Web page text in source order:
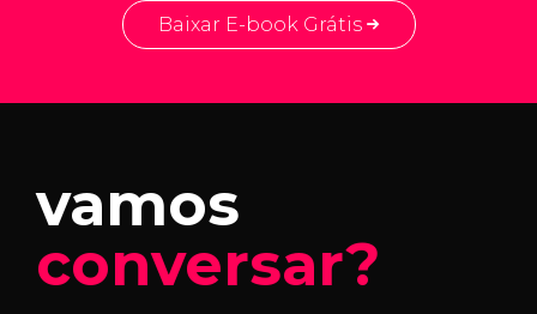
Baixar E-book Grátis
vamos
conversar?